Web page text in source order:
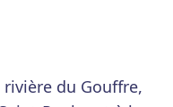
du Gouffre,